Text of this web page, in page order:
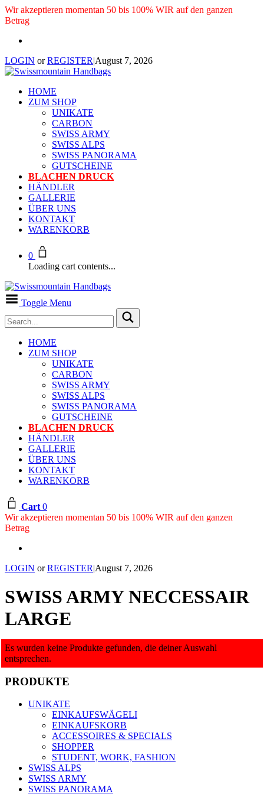
Wir akzeptieren momentan 50 bis 100% WIR auf den ganzen
Betrag
LOGIN orREGISTER|August 7, 2026
HOME
ZUM SHOP
UNIKATE
CARBON
SWISS ARMY
SWISS ALPS
SWISS PANORAMA
GUTSCHEINE
BLACHEN DRUCK
HÄNDLER
GALLERIE
ÜBER UNS
KONTAKT
WARENKORB
0
Loading cart contents...
Toggle Menu
HOME
ZUM SHOP
UNIKATE
CARBON
SWISS ARMY
SWISS ALPS
SWISS PANORAMA
GUTSCHEINE
BLACHEN DRUCK
HÄNDLER
GALLERIE
ÜBER UNS
KONTAKT
WARENKORB
Cart 0
Wir akzeptieren momentan 50 bis 100% WIR auf den ganzen
Betrag
LOGIN orREGISTER|August 7, 2026
SWISS ARMY NECCESSAIR
LARGE
Es wurden keine Produkte gefunden, die deiner Auswahl
entsprechen.
PRODUKTE
UNIKATE
EINKAUFSWÄGELI
EINKAUFSKORB
ACCESSOIRES & SPECIALS
SHOPPER
STUDENT, WORK, FASHION
SWISS ALPS
SWISS ARMY
SWISS PANORAMA